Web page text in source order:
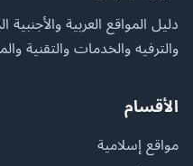
دليل المواقع العربية والأجنبية
والترفيه والخدمات والتقنية
الأقسام
مواقع إسلامية